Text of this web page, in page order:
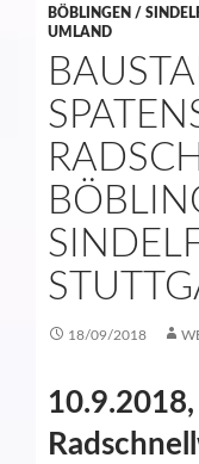
BÖBLINGEN /
UMLAND
18/09/2018